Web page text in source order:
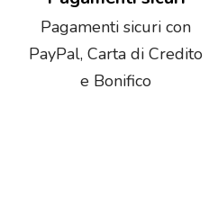
Pagamenti sicuri con
PayPal, Carta di Credito
e Bonifico